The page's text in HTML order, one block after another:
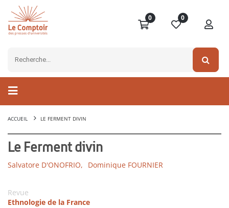
0 0
ACCUEIL LE FERMENT DIVIN
Le Ferment divin
Salvatore D'ONOFRIO, Dominique FOURNIER
Revue
Ethnologie de la France